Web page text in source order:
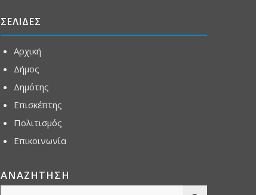
ΣΕΛΙΔΕΣ
Αρχική
Δήμος
Δημότης
Επισκέπτης
Πολιτισμός
Επικοινωνία
ΑΝΑΖΗΤΗΣΗ